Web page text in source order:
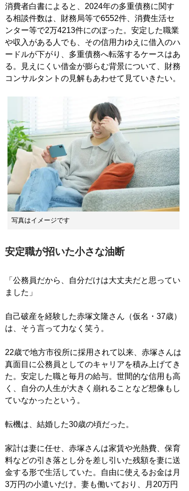
消費者白書によると、2024年の多重債務に関す
る相談件数は、財務局等で6552件、消費生活セ
ンター等で2万4213件にのぼった。安定した職業
や収入がある人でも、その信用力ゆえに借入のハ
ードルが下がり、多重債務へ転落するケースはあ
る。見えにくい借金が膨らむ背景について、財務
コンサルタントの見解もあわせて見ていきたい。
写真はイメージです
安定職が招いた小さな油断
「公務員だから、自分だけは大丈夫だと思ってい
ました」
自己破産を経験した赤塚文隆さん（仮名・37歳）
は、そう言って力なく笑う。
22歳で地方市役所に採用されて以来、赤塚さんは
真面目に公務員としてのキャリアを積み上げてき
た。安定した職と毎月の給与。世間的な信用も高
く、自分の人生が大きく崩れることなど想像もし
ていなかったという。
転機は、結婚した30歳の頃だった。
家計は妻に任せ、赤塚さんは家賃や光熱費、保育
料などの引き落とし分を差し引いた残額を妻に送
金する形で生活していた。自由に使えるお金は月
3万円の小遣いだけ。妻も働いており、月20万円